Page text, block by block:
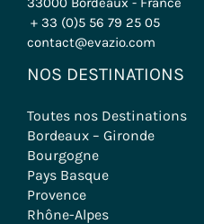
+ 33 (0)5 56 79 25 05
contact@evazio.com
NOS DESTINATIONS
Toutes nos Destinations
Bordeaux – Gironde
Bourgogne
Pays Basque
Provence
Rhône-Alpes